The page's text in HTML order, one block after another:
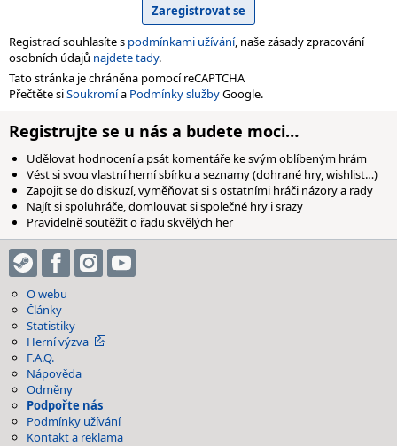
Registrací souhlasíte s podmínkami užívání, naše zásady zpracování
osobních údajů najdete tady.
Tato stránka je chráněna pomocí reCAPTCHA
Přečtěte siSoukromía Podmínky službyGoogle.
Registrujte se u nás a budete moci…
Udělovat hodnocení a psát komentáře ke svým oblíbeným hrám
Vést si svou vlastní herní sbírku a seznamy (dohrané hry, wishlist…)
Zapojit se do diskuzí, vyměňovat si s ostatními hráči názory a rady
Najít si spoluhráče, domlouvat si společné hry i srazy
Pravidelně soutěžit o řadu skvělých her
O webu
Články
Statistiky
Herní výzva
F.A.Q.
Nápověda
Odměny
Podpořte nás
Podmínky užívání
Kontakt a reklama